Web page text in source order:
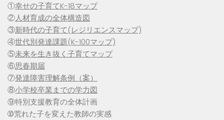
①幸せの子育てK-18マップ
②人材育成の全体構造図
③新時代の子育て(レジリエンスマップ)
④世代別発達課題(K-100マップ)
⑤未来を生き抜く子育てマップ
⑥思春期届
⑦発達障害理解条例（案）
⑧小学校卒業までの学力図
⑨特別支援教育の全体計画
➉荒れた子を変えた教師の実感